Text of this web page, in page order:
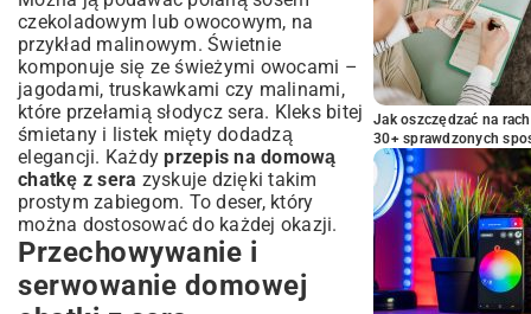
czekoladowym lub owocowym, na
przykład malinowym. Świetnie
komponuje się ze świeżymi owocami –
jagodami, truskawkami czy malinami,
które przełamią słodycz sera. Kleks bitej
śmietany i listek mięty dodadzą
elegancji. Każdyprzepis na domową
chatkę z sera zyskuje dzięki takim
prostym zabiegom. To deser, który
można dostosować do każdej okazji.
Przechowywanie i
serwowanie domowej
Jak oszczędzać na
30+ sprawdzonych